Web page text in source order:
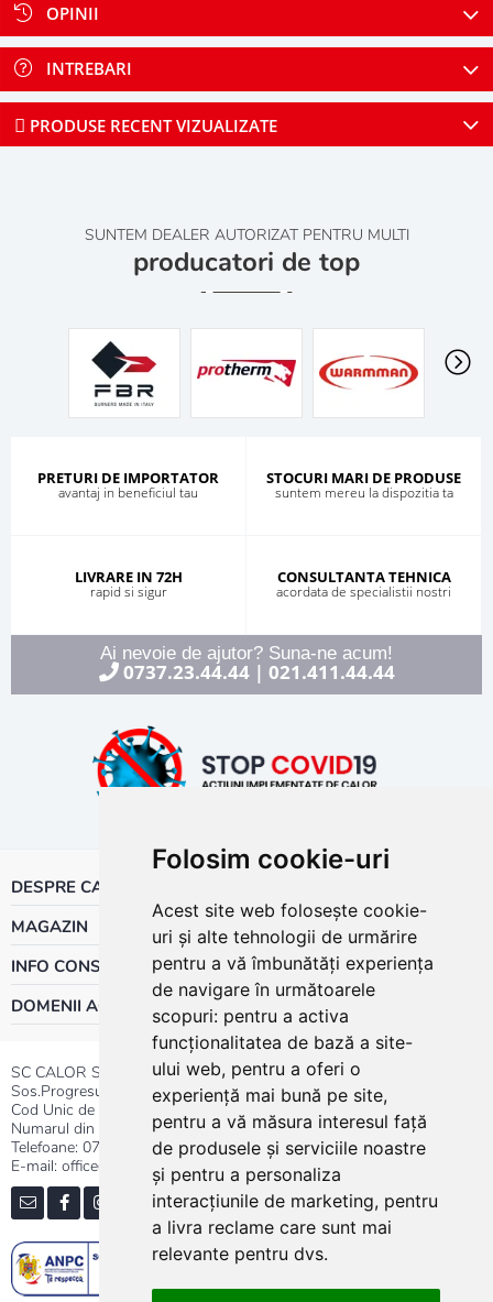
Folosim cookie-uri
Acest site web folosește cookie-
uri și alte tehnologii de urmărire
pentru a vă îmbunătăți experiența
de navigare în următoarele
scopuri: pentru a activa
funcționalitatea de bază a site-
ului web, pentru a oferi o
experiență mai bună pe site,
pentru a vă măsura interesul față
de produsele și serviciile noastre
și pentru a personaliza
interacțiunile de marketing, pentru
a livra reclame care sunt mai
relevante pentru dvs.
OPINII
INTREBARI
PRODUSE RECENT VIZUALIZATE
SUNTEM DEALER AUTORIZAT PENTRU MULTI
producatori de top
PRETURI DE IMPORTATOR
avantaj in beneficiul tau
STOCURI MARI DE PRODUSE
suntem mereu la dispozitia ta
LIVRARE IN 72H
rapid si sigur
CONSULTANTA TEHNICA
acordata de specialistii nostri
Ai nevoie de ajutor? Suna-ne acum!
0737.23.44.44| 021.411.44.44
DESPRE CALOR
MAGAZIN
INFO CONSUMATOR
DOMENII ACTIVITATE
SC CALOR SRL
Sos.Progresului nr.30-40, Sector 5, Bucuresti
Cod Unic de Inregistrare: RO 3004724
Numarul din Registrul Comertului:J40/13176/1991
Telefoane: 0737.23.44.44|021.411.44.44
E-mail: office@calor.ro